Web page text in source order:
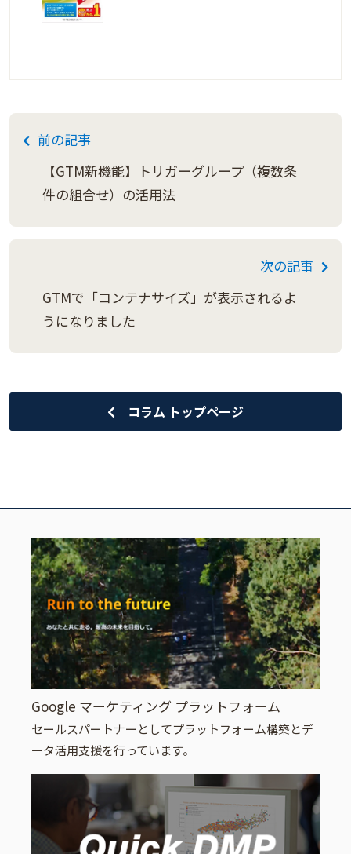
前の記事
【GTM新機能】トリガーグループ（複数条
件の組合せ）の活用法
次の記事
GTMで「コンテナサイズ」が表示されるよ
うになりました
コラム トップページ
Google マーケティング プラットフォーム
セールスパートナーとしてプラットフォーム構築とデ
ータ活用支援を行っています。